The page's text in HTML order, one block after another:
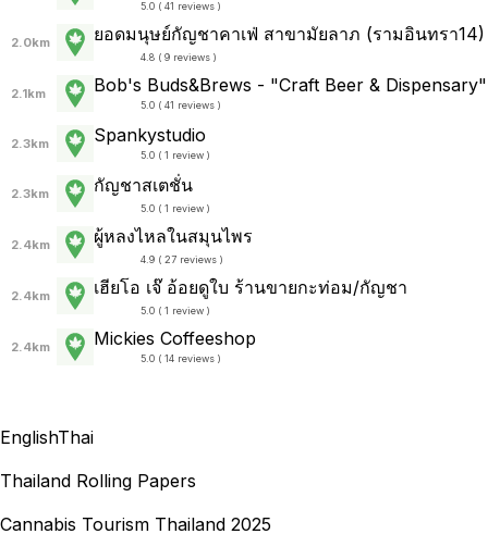
5.0 ( 41 reviews )
2.0km ยอดมนุษย์กัญชาคาเฟ่ สาขามัยลาภ (รามอินทรา14)
4.8 ( 9 reviews )
2.1km Bob's Buds&Brews - "Craft Beer & Dispensary"
5.0 ( 41 reviews )
2.3km Spankystudio
5.0 ( 1 review )
2.3km กัญชาสเตชั่น
5.0 ( 1 review )
2.4km ผู้หลงไหลในสมุนไพร
4.9 ( 27 reviews )
2.4km เฮียโอ เจ๊ อ้อยดูใบ ร้านขายกะท่อม/กัญชา
5.0 ( 1 review )
2.4km Mickies Coffeeshop
5.0 ( 14 reviews )
EnglishThai
Thailand Rolling Papers
Cannabis Tourism Thailand 2025